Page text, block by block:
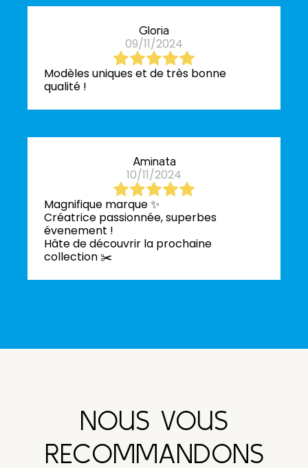
Gloria
09/11/2024
Modèles uniques et de très bonne
qualité !
Aminata
10/11/2024
Magnifique marque ✨
Créatrice passionnée, superbes
évenement !
Hâte de découvrir la prochaine
collection ✂️
NOUS VOUS
RECOMMANDONS